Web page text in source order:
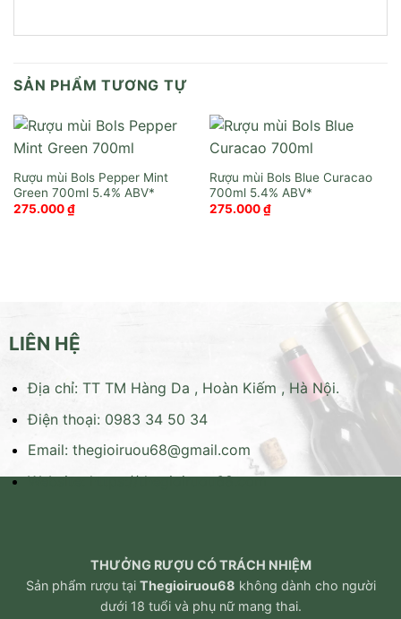
SẢN PHẨM TƯƠNG TỰ
Rượu mùi Bols Pepper Mint
Green 700ml
275.000₫
Rượu mùi Bols Blue Curacao
700ml
275.000₫
LIÊN HỆ
Địa chỉ: TT TM Hàng Da , Hoàn Kiếm , Hà Nội.
Điện thoại: 0983 34 50 34
Email: thegioiruou68@gmail.com
Website:https://thegioiruou68.com
THƯỞNG RƯỢU CÓ TRÁCH NHIỆM
Sản phẩm rượu tại Thegioiruou68 không dành cho người
dưới 18 tuổi và phụ nữ mang thai.